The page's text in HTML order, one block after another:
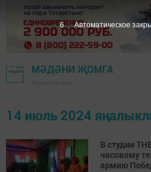
МӘДӘНИ ҖОМГА
14 июль 2024
В студии
часовому
армию
6 Автоматическое